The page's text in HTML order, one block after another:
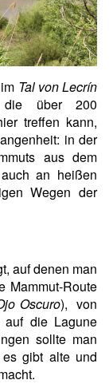
Tal von Lecrín
die über 200
treffen kann,
in der
aus dem
an heißen
Wegen der
auf denen man
Mammut-Route
Oscuro), von
die Lagune
sollte man
gibt alte und